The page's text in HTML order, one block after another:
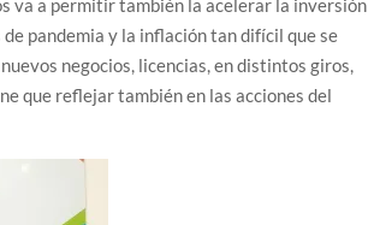
va a permitir también la acelerar la inversión
pandemia y la inflación tan difícil que se
negocios, licencias, en distintos giros,
que reflejar también en las acciones del